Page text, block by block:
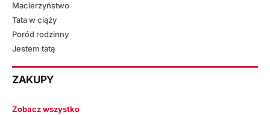
Macierzyństwo
Tata w ciąży
Poród rodzinny
Jestem tatą
ZAKUPY
Zobacz wszystko